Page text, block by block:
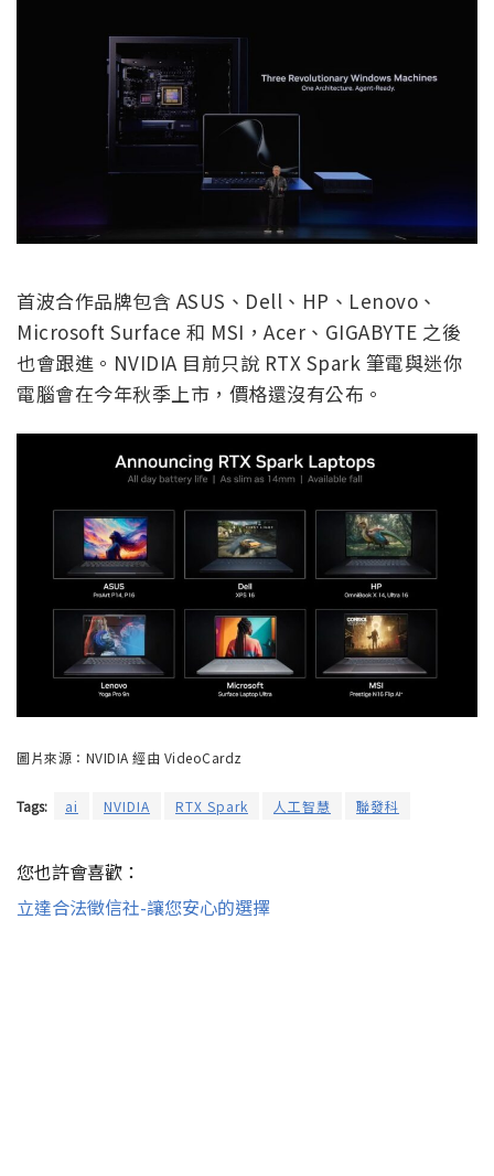
首波合作品牌包含 ASUS、Dell、HP、Lenovo、
Microsoft Surface 和 MSI，Acer、GIGABYTE 之後
也會跟進。NVIDIA 目前只說 RTX Spark 筆電與迷你
電腦會在今年秋季上市，價格還沒有公布。
圖片來源：NVIDIA 經由 VideoCardz
Tags: ai NVIDIA RTX Spark 人工智慧 聯發科
您也許會喜歡：
立達合法徵信社-讓您安心的選擇